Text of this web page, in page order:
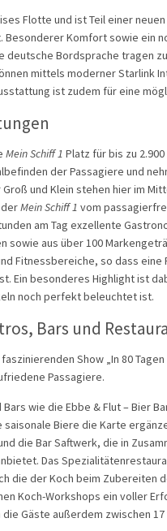
Flotte und ist Teil einer
Komfort sowie ein
deutsche Bordsprache tragen
mittels moderner Starlink
ist zudem für eine
Mein Schiff 1 Platz für bis zu 2.900
der Passagiere und
und Klein stehen hier im
Mein Schiff 1 vom
am Tag exzellente
sowie aus über 100
Fitnessbereiche, so dass eine
Ein besonderes Highlight ist
noch perfekt beleuchtet ist.
Bars und
Show „In 80
Passagiere.
wie die Ebbe & Flut – Bier
Biere die Karte
die Bar Saftwerk, die in
Das
die der Koch beim Zubereiten
Koch-Workshops ein voller
Gäste außerdem zwischen